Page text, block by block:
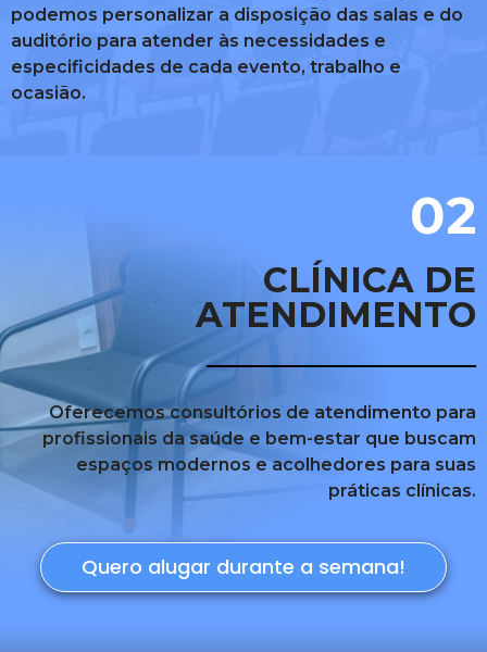
podemos personalizar a disposição das salas e do
auditório para atender às necessidades e
especificidades de cada evento, trabalho e
ocasião.
02
CLÍNICA DE
ATENDIMENTO
Oferecemos consultórios de atendimento para
profissionais da saúde e bem-estar que buscam
espaços modernos e acolhedores para suas
práticas clínicas.
Quero alugar durante a semana!